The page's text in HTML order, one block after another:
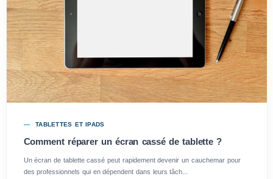
TABLETTES ET IPADS
Comment réparer un écran cassé de tablette ?
Un écran de tablette cassé peut rapidement devenir un cauchemar pour
des professionnels qui en dépendent dans leurs tâch...